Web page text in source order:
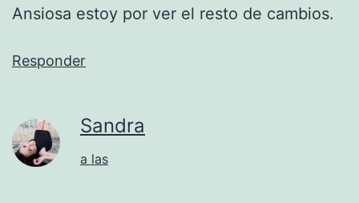
Ansiosa estoy por ver el resto de cambios.
Responder
Sandra
a las